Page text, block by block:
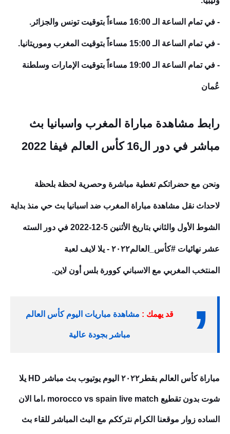
- في تمام الساعة الـ 16:00 مساءاً بتوقيت تونس والجزائر.
- في تمام الساعة الـ 15:00 مساءاً بتوقيت المغرب وموريتانيا.
- في تمام الساعة الـ 19:00 مساءاً بتوقيت الإمارات وسلطنة
عُمان
رابط مشاهدة مباراة المغرب واسبانيا بث
مباشر في دور ال16 كأس العالم فيفا 2022
ونحن مع حضراتكم تغطية مباشرة وحصرية لحظة بلحظة
لاحداث نقل مشاهدة مباراة المغرب ضد اسبانيا بث حي منذ بداية
الشوط الأول والثاني بتاريخ الأثنين 5-12-2022 في دور السته
عشر نهائيات #كأس_العالم٢٠٢٢ - يلا لايف لعبة
المنتخب المغربي مع الاسباني كوورة بلس أون لاين.
قد يهمك : مشاهدة مباريات اليوم كأس العالم
مباشر بجودة عالية
مباراة كأس العالم بقطر٢٠٢٢ اليوم يوتيوب بث مباشر HD يلا
شوت بدون تقطيع morocco vs spain live match ،اما الان
الساده زوار موقعنا الكرام نترككم مع البث المباشر للقاء بث